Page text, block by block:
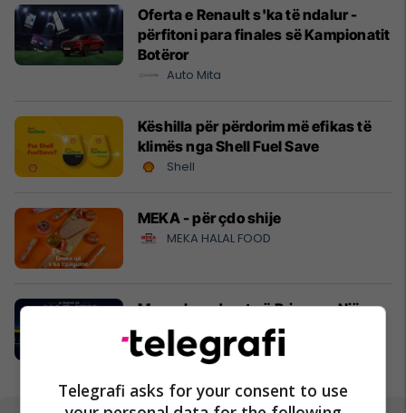
Oferta e Renault s'ka të ndalur -
përfitoni para finales së Kampionatit
Botëror
Auto Mita
Këshilla për përdorim më efikas të
klimës nga Shell Fuel Save
Shell
MEKA - për çdo shije
MEKA HALAL FOOD
Mexer hap dyert në Prizren – Një
përvojë e re e blerjes vjen në Kosovë
Mexer
Telegrafi asks for your consent to use